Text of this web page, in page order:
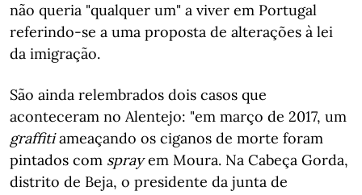
não queria "qualquer um" a viver em Portugal
referindo-se a uma proposta de alterações à lei
da imigração.
São ainda relembrados dois casos que
aconteceram no Alentejo: "em março de 2017, um
graffitiameaçando os ciganos de morte foram
pintados com spray​​​​​​​em Moura. Na Cabeça Gorda,
distrito de Beja, o presidente da junta de